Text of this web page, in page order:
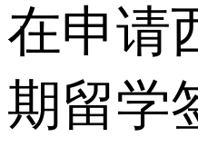
在申请
期留学